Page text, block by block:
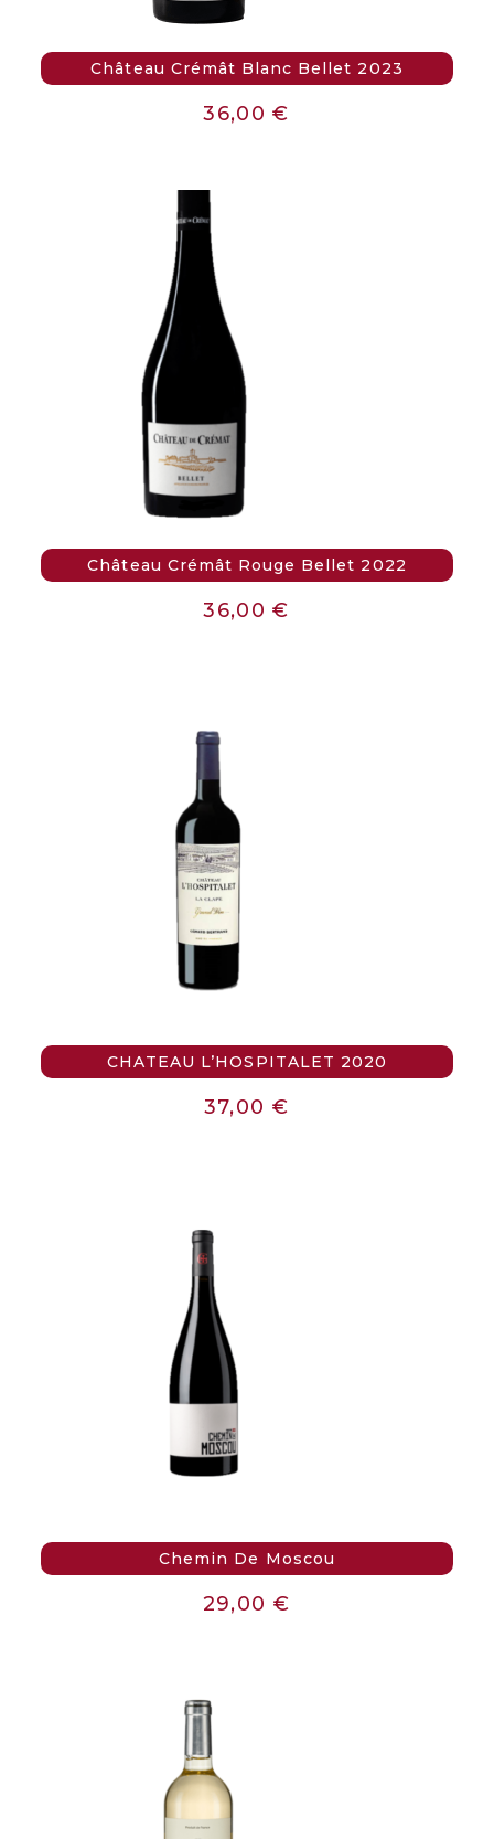
Château Crémât Blanc Bellet 2023
36,00€
Château Crémât Rouge Bellet 2022
36,00€
CHATEAU L’HOSPITALET 2020
37,00 €
Chemin De Moscou
29,00 €